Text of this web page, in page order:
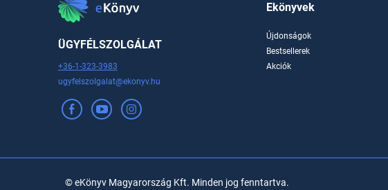
ÜGYFÉLSZOLGÁLAT
+36-1-323-3983
ugyfelszolgalat@ekonyv.hu
Ekönyvek
Újdonságok
Bestsellerek
Akciók
© eKönyv Magyarország Kft. Minden jog fenntartva.